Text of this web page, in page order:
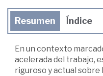
Resumen Índice
En un contexto
acelerada del trabajo,
riguroso y actual sobre